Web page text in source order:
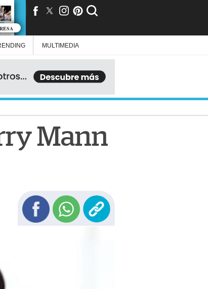
MULTIMEDIA
Mann